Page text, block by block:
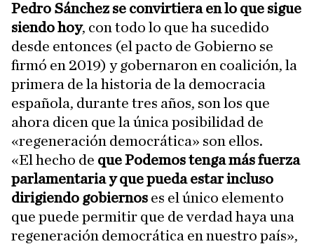
Pedro Sánchez se convirtiera en lo que sigue
siendo hoy, con todo lo que ha sucedido
desde entonces (el pacto de Gobierno se
firmó en 2019) y gobernaron en coalición, la
primera de la historia de la democracia
española, durante tres años, son los que
ahora dicen que la única posibilidad de
«regeneración democrática» son ellos.
«El hecho de que Podemos tenga más fuerza
parlamentaria y que pueda estar incluso
dirigiendo gobiernos es el único elemento
que puede permitir que de verdad haya una
regeneración democrática en nuestro país»,